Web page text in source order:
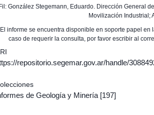
Fil: González Stegemann, Eduardo. Dirección General
Movilización Industrial;
El informe se encuentra disponible en soporte papel en
caso de requerir la consulta, por favor escribir al
repositorio.segemar.gov.ar/handle/
de Geología y Minería [197]